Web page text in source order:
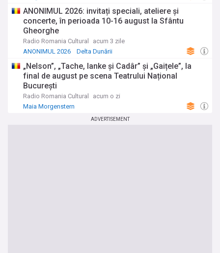
ANONIMUL 2026: invitați speciali, ateliere și
concerte, în perioada 10-16 august la Sfântu
Gheorghe
Radio Romania Cultural
acum 3 zile
ANONIMUL 2026
Delta Dunării
„Nelson”, „Tache, Ianke și Cadâr” și „Gaițele”, la
final de august pe scena Teatrului Național
București
Radio Romania Cultural
acum o zi
Maia Morgenstern
ADVERTISEMENT